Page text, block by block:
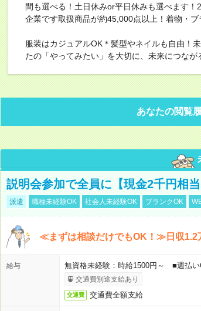
間も選べる！土日休みor平日休みも選べます
企業です取扱商品が約45,000点以上！着物・
服装はカジュアルOK＊髪型やネイルも自由！
たの「やってみたい」を大切に、未来につなが
あなたの閲覧
説明会参加で全員に【現金2千円相
派遣 職種未経験OK 社会人未経験OK ブランクOK
≪まずは相談だけでもOK！≫日収1.2
給与 無資格未経験：時給1500円～ ■週払
交通費別途支給あり
交通費 交通費全額支給